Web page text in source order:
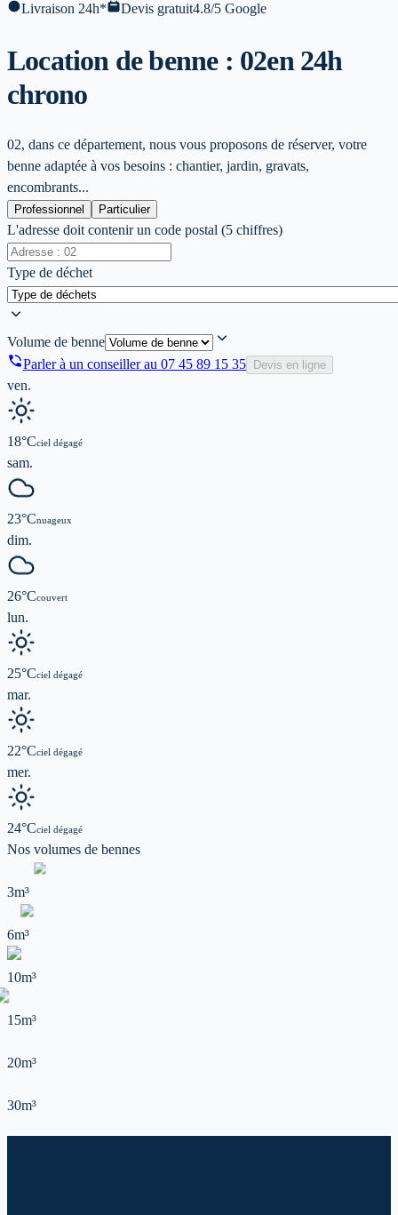
Livraison 24h* Devis gratuit4.8/5 Google
Location de benne : 02en 24h
chrono
02, dans ce département, nous vous proposons de réserver, votre
benne adaptée à vos besoins : chantier, jardin, gravats,
encombrants...
Professionnel Particulier
L'adresse doit contenir un code postal (5 chiffres)
Type de déchet
Volume de benne
Parler à un conseiller au 07 45 89 15 35 Devis en ligne
ven.
18°Cciel dégagé
sam.
23°Cnuageux
dim.
26°Ccouvert
lun.
25°Cciel dégagé
mar.
22°Cciel dégagé
mer.
24°Cciel dégagé
Nos volumes de bennes
3m³
6m³
10m³
15m³
20m³
30m³